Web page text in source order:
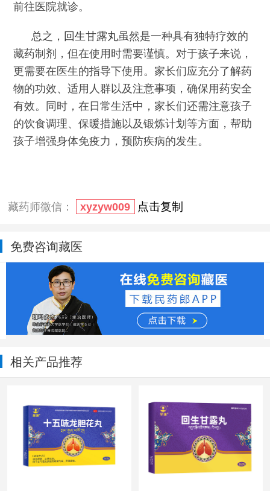
前往医院就诊。
总之， 回生甘露丸虽然是一种具有独特疗效的
藏药制剂，但在使用时需要谨慎。对于孩子来说，
更需要在医生的指导下使用。家长们应充分了解药
物的功效、适用人群以及注意事项，确保用药安全
有效。同时，在日常生活中，家长们还需注意孩子
的饮食调理、保暖措施以及锻炼计划等方面，帮助
孩子增强身体免疫力，预防疾病的发生。
藏药师微信： xyzyw009 点击复制
免费咨询藏医
相关产品推荐